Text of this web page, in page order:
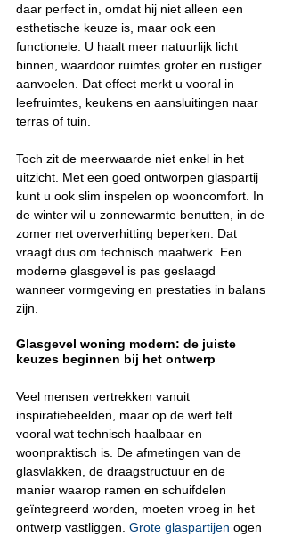
daar perfect in, omdat hij niet alleen een
esthetische keuze is, maar ook een
functionele. U haalt meer natuurlijk licht
binnen, waardoor ruimtes groter en rustiger
aanvoelen. Dat effect merkt u vooral in
leefruimtes, keukens en aansluitingen naar
terras of tuin.
Toch zit de meerwaarde niet enkel in het
uitzicht. Met een goed ontworpen glaspartij
kunt u ook slim inspelen op wooncomfort. In
de winter wil u zonnewarmte benutten, in de
zomer net oververhitting beperken. Dat
vraagt dus om technisch maatwerk. Een
moderne glasgevel is pas geslaagd
wanneer vormgeving en prestaties in balans
zijn.
Glasgevel woning modern: de juiste
keuzes beginnen bij het ontwerp
Veel mensen vertrekken vanuit
inspiratiebeelden, maar op de werf telt
vooral wat technisch haalbaar en
woonpraktisch is. De afmetingen van de
glasvlakken, de draagstructuur en de
manier waarop ramen en schuifdelen
geïntegreerd worden, moeten vroeg in het
ontwerp vastliggen. Grote glaspartijen ogen